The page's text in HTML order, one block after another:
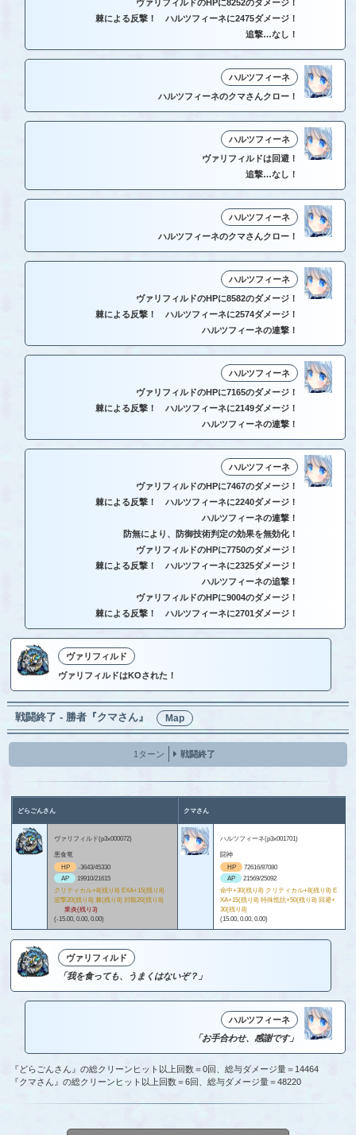
ヴァリフィルドのHPに8252のダメージ！
棘による反撃！ ハルツフィーネに2475ダメージ！
追撃…なし！
ハルツフィーネ
ハルツフィーネのクマさんクロー！
ハルツフィーネ
ヴァリフィルドは回避！
追撃…なし！
ハルツフィーネ
ハルツフィーネのクマさんクロー！
ハルツフィーネ
ヴァリフィルドのHPに8582のダメージ！
棘による反撃！ ハルツフィーネに2574ダメージ！
ハルツフィーネの連撃！
ハルツフィーネ
ヴァリフィルドのHPに7165のダメージ！
棘による反撃！ ハルツフィーネに2149ダメージ！
ハルツフィーネの連撃！
ハルツフィーネ
ヴァリフィルドのHPに7467のダメージ！
棘による反撃！ ハルツフィーネに2240ダメージ！
ハルツフィーネの連撃！
防無により、防御技術判定の効果を無効化！
ヴァリフィルドのHPに7750のダメージ！
棘による反撃！ ハルツフィーネに2325ダメージ！
ハルツフィーネの追撃！
ヴァリフィルドのHPに9004のダメージ！
棘による反撃！ ハルツフィーネに2701ダメージ！
ヴァリフィルド
ヴァリフィルドはKOされた！
戦闘終了 - 勝者『クマさん』 Map
1ターン 戦闘終了
どらごんさん クマさん
ヴァリフィルド(p3x000072)
悪食竜
HP
-3643/45330
AP
19910/21615
クリティカル+8(残り8) EXA+15(残り8)
追撃20(残り8) 棘(残り8) 封殺20(残り8)
業炎(残り3)
(-15.00, 0.00, 0.00)
ハルツフィーネ(p3x001701)
闘神
HP
72616/87080
AP
21569/25092
命中+30(残り8) クリティカル+8(残り8) E
XA+15(残り8) 特殊抵抗+50(残り8) 回避+
30(残り8)
(15.00, 0.00, 0.00)
ヴァリフィルド
「我を食っても、うまくはないぞ？」
ハルツフィーネ
「お手合わせ、感謝です」
『どらごんさん』の総クリーンヒット以上回数＝0回、総与ダメージ量＝14464
『クマさん』の総クリーンヒット以上回数＝6回、総与ダメージ量＝48220